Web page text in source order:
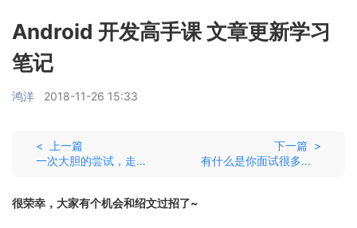
Android 开发高手课 文章更新学习
笔记
鸿洋 2018-11-26 15:33
< 上一篇
一次大胆的尝试，走心的课程推荐
下一篇 >
有什么是你面试很多次都失败后才知道的？
很荣幸，大家有个机会和绍文过招了~